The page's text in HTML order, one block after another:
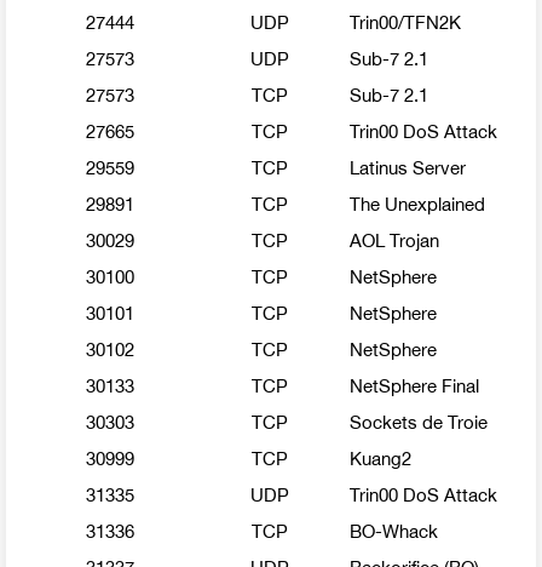
27444
UDP
Trin00/TFN2K
27573
UDP
Sub-7 2.1
27573
TCP
Sub-7 2.1
27665
TCP
Trin00 DoS Attack
29559
TCP
Latinus Server
29891
TCP
The Unexplained
30029
TCP
AOL Trojan
30100
TCP
NetSphere
30101
TCP
NetSphere
30102
TCP
NetSphere
30133
TCP
NetSphere Final
30303
TCP
Sockets de Troie
30999
TCP
Kuang2
31335
UDP
Trin00 DoS Attack
31336
TCP
BO-Whack